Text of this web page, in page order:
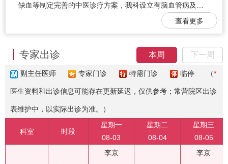
缺血等制定完善的中医诊疗方案，我科设立有脑血管病及…
查看更多
本周 下一周
专家出诊
副主任医师 专家门诊 特需门诊 临停 （*
医生资料和出诊信息可能存在更新延迟，仅供参考；常营院区出诊
表维护中，以实际出诊为准。）
科室 时段
星期一
08-03
星期二
08-04
星期三
08-05
李京
李京